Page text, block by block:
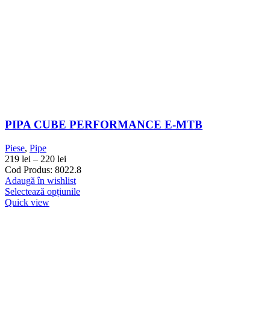
PIPA CUBE PERFORMANCE E-MTB
Piese, Pipe
219 lei – 220 lei
Cod Produs: 8022.8
Adaugă în wishlist
Selectează opțiunile
Quick view